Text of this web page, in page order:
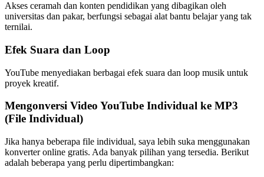
Akses ceramah dan konten pendidikan yang dibagikan oleh
universitas dan pakar, berfungsi sebagai alat bantu belajar yang tak
ternilai.
Efek Suara dan Loop
YouTube menyediakan berbagai efek suara dan loop musik untuk
proyek kreatif.
Mengonversi Video YouTube Individual ke MP3
(File Individual)
Jika hanya beberapa file individual, saya lebih suka menggunakan
konverter online gratis. Ada banyak pilihan yang tersedia. Berikut
adalah beberapa yang perlu dipertimbangkan: